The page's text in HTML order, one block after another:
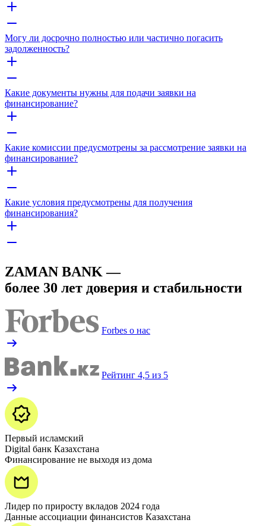
Могу ли досрочно полностью или частично погасить
задолженность?
Какие документы нужны для подачи заявки на
финансирование?
Какие комиссии предусмотрены за рассмотрение заявки на
финансирование?
Какие условия предусмотрены для получения
финансирования?
ZAMAN BANK —
более 30 лет доверия и стабильности
Forbes о нас
Рейтинг 4,5 из 5
Первый исламский
Digital банк Казахстана
Финансирование не выходя из дома
Лидер по приросту вкладов 2024 года
Данные ассоциации финансистов Казахстана